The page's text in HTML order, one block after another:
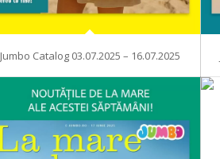
Jumbo Catalog 03.07.2025 – 16.07.2025